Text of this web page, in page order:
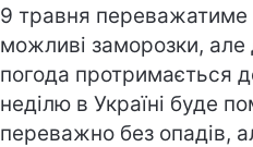
9 травня переважатиме
можливі заморозки,
погода протримається
неділю в Україні буде
переважно без опадів,